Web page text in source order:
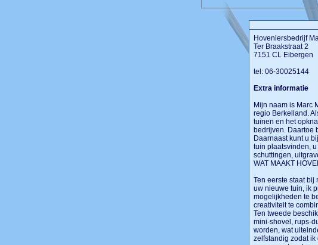
Hoveniersbedrijf
Ter Braakstraat 2
7151 CL Eibergen
tel: 06-30025144
Extra informatie
Mijn naam is Marc
regio Berkelland.
tuinen en het
bedrijven. Daartoe
Daarnaast kunt u
tuin plaatsvinden,
schuttingen,
WAT MAAKT
Ten eerste staat bij
uw nieuwe tuin, ik
mogelijkheden te
creativiteit te
Ten tweede
mini-shovel, rups-
worden, wat
zelfstandig zodat ik